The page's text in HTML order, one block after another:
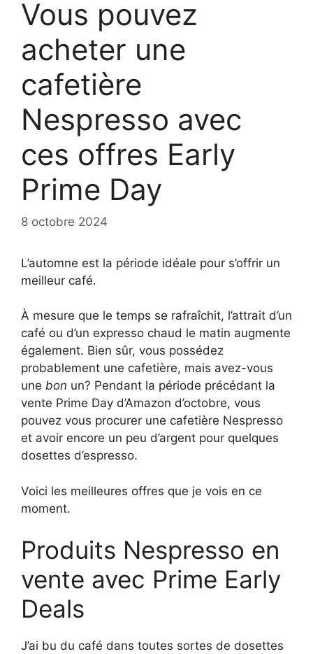
Vous pouvez
acheter une
cafetière
Nespresso avec
ces offres Early
Prime Day
8 octobre 2024
L’automne est la période idéale pour s’offrir un
meilleur café.
À mesure que le temps se rafraîchit, l’attrait d’un
café ou d’un expresso chaud le matin augmente
également. Bien sûr, vous possédez
probablement une cafetière, mais avez-vous
une bon un? Pendant la période précédant la
vente Prime Day d’Amazon d’octobre, vous
pouvez vous procurer une cafetière Nespresso
et avoir encore un peu d’argent pour quelques
dosettes d’espresso.
Voici les meilleures offres que je vois en ce
moment.
Produits Nespresso en
vente avec Prime Early
Deals
J’ai bu du café dans toutes sortes de dosettes